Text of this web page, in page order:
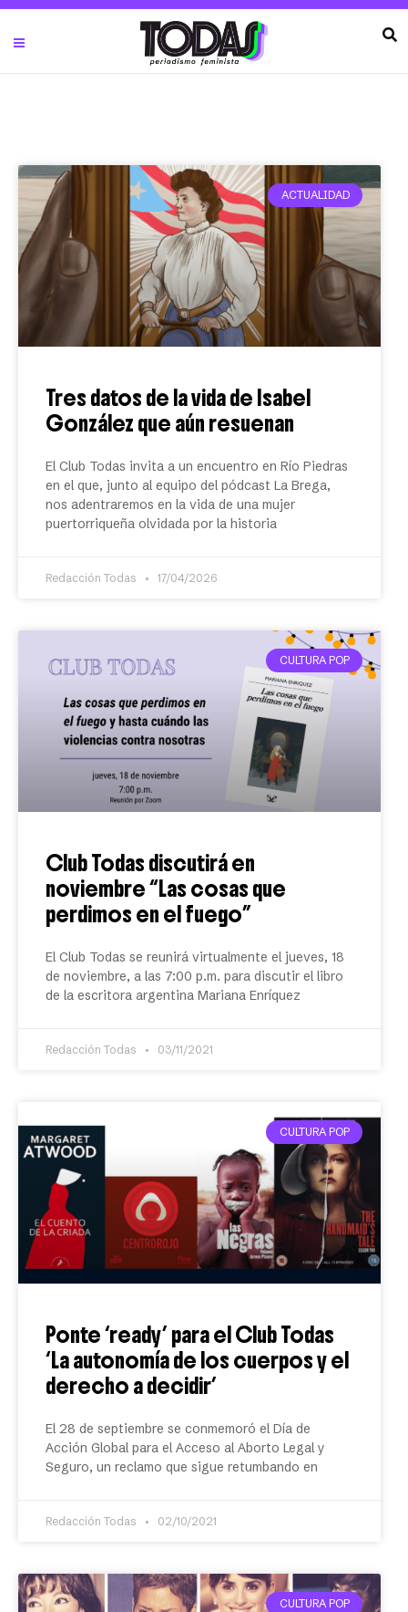
ACTUALIDAD
Tres datos de la vida de Isabel
González que aún resuenan
El Club Todas invita a un encuentro en Río Piedras
en el que, junto al equipo del pódcast La Brega,
nos adentraremos en la vida de una mujer
puertorriqueña olvidada por la historia
Redacción Todas 17/04/2026
CULTURA POP
Club Todas discutirá en
noviembre “Las cosas que
perdimos en el fuego”
El Club Todas se reunirá virtualmente el jueves, 18
de noviembre, a las 7:00 p.m. para discutir el libro
de la escritora argentina Mariana Enríquez
Redacción Todas 03/11/2021
CULTURA POP
Ponte ‘ready’ para el Club Todas
‘La autonomía de los cuerpos y el
derecho a decidir’
El 28 de septiembre se conmemoró el Día de
Acción Global para el Acceso al Aborto Legal y
Seguro, un reclamo que sigue retumbando en
Redacción Todas 02/10/2021
CULTURA POP